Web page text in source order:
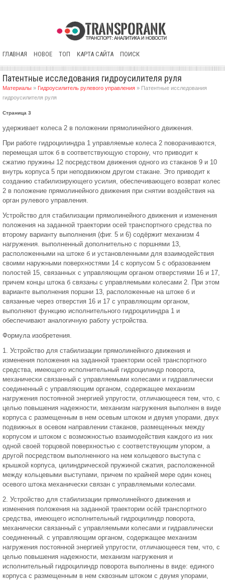
ГЛАВНАЯ НОВОЕ ТОП КАРТА САЙТА ПОИСК
Патентные исследования гидроусилителя руля
Материалы » Гидроусилитель рулевого управления » Патентные исследования
гидроусилителя руля
Страница 3
удерживает колеса 2 в положении прямолинейного движения.
При работе гидроцилиндра 1 управляемые колеса 2 поворачиваются,
перемещая шток б в соответствующую сторону, что приводит к
сжатию пружины 12 посредством движения одного из стаканов 9 и 10
внутрь корпуса 5 при неподвижном другом стакане. Это приводит к
созданию стабилизирующего усилия, обеспечивающего возврат колес
2 в положение прямолинейного движения при снятии воздействия на
орган рулевого управления.
Устройство для стабилизации прямолинейного движения и изменения
положения на заданной траектории осей транспортного средства по
второму варианту выполнения (фиг. 5 и 6) содёржит механизм 4
нагружения. выполненный дополнительно с поршнями 13,
расположенными на штоке б и установленными для взаимодействия
своими наружными поверхностями 14 с корпусом 5 с образованием
полостей 15, связанных с управляющим органом отверстиями 16 и 17,
причем концы штока б связаны с управляемыми колесами 2. При этом
варианте выполнения поршни 13, расположенные на штоке б и
связанные через отверстия 16 и 17 с управляющим органом,
выполняют функцию исполнительного гидроцилиндра 1 и
обеспечивают аналогичную работу устройства.
Формула изобретения.
1. Устройство для стабилизации прямолинейного движения и
изменения положения на заданной траектории осей транспортного
средства, имеющего исполнительный гидроцилиндр поворота,
механически связанный с управляемыми колесами и гидравлически
соединенный с управляющим органом, содержащее механизм
нагружения постоянной энергией упругости, отличающееся тем, что, с
целью повышения надежности, механизм нагружения выполнен в виде
корпуса с размещенным в нем осевым штоком и двумя упорами, двух
подвижных в осевом направлении стаканов, размещенных между
корпусом и штоком с возможностью взаимодействия каждого из них
одной своей торцовой поверхностью с соответствующим упором, а
другой посредством выполненного на нем кольцевого выступа с
крышкой корпуса, цилиндрической пружиной сжатия, расположенной
между кольцевыми выступами, причем по крайней мере один конец
осевого штока механически связан с управляемыми колесами.
2. Устройство для стабилизации прямолинейного движения и
изменения положения на заданной траектории осёй транспортного
средства, имеющего исполнительный гидроцилиндр поворота,
механически связанный с управляемыми колесами и гидравлически
соединенный. с управляющим органом, содержащее механизм
нагружения постоянной энергией упругости, отличающееся тем, что, с
целью повышения надежности, механизм нагружения и
исполнительный гидроцилиндр поворота выполнены в виде: единого
корпуса с размещенным в нем сквозным штоком с двумя упорами,